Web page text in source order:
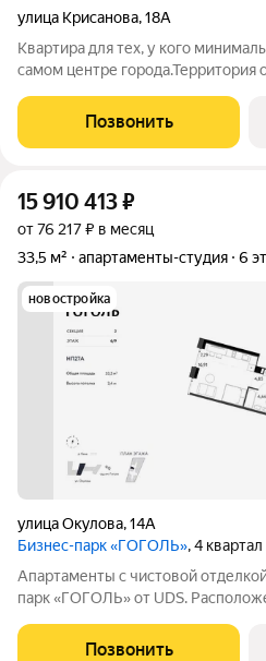
улица Крисанова,18А
Квартира для тех, у кого
самом центре города.Территория
квартиру под коммерцию .
(ипотека).Один
Позвонить
15 910 413₽
от 76 217 ₽ в месяц
33,5 м²
апартаменты-студия 6
новостройка
улица Окулова,14А
Бизнес-парк «ГОГОЛЬ», 4
Апартаменты с чистовой
парк «ГОГОЛЬ» от UDS.
энергию делового центра и
Позвонить